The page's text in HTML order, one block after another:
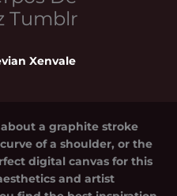
Tumblr
Xenvale
a graphite stroke
of a shoulder, or the
digital canvas for this
and artist